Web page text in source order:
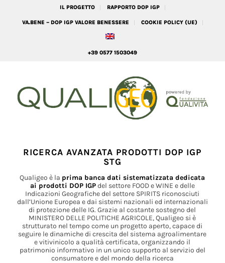
IL PROGETTO RAPPORTO DOP IGP
VA.BENE – DOP IGP VALORE BENESSERE COOKIE POLICY (UE)
+39 0577 1503049
RICERCA AVANZATA PRODOTTI DOP IGP
STG
Qualigeo è la prima banca dati sistematizzata dedicata
ai prodotti DOP IGPdel settore FOOD e WINE e delle
Indicazioni Geografiche del settore SPIRITS riconosciuti
dall’Unione Europea e dai sistemi nazionali ed internazionali
di protezione delle IG. Grazie al costante sostegno del
MINISTERO DELLE POLITICHE AGRICOLE, Qualigeo si è
strutturato nel tempo come un progetto aperto, capace di
seguire le dinamiche di crescita del sistema agroalimentare
e vitivinicolo a qualità certificata, organizzando il
patrimonio informativo in un unico supporto al servizio del
consumatore e del mondo della ricerca